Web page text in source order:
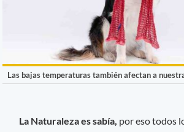
Las bajas temperaturas también afectan a
La Naturaleza es sabía, por eso todos